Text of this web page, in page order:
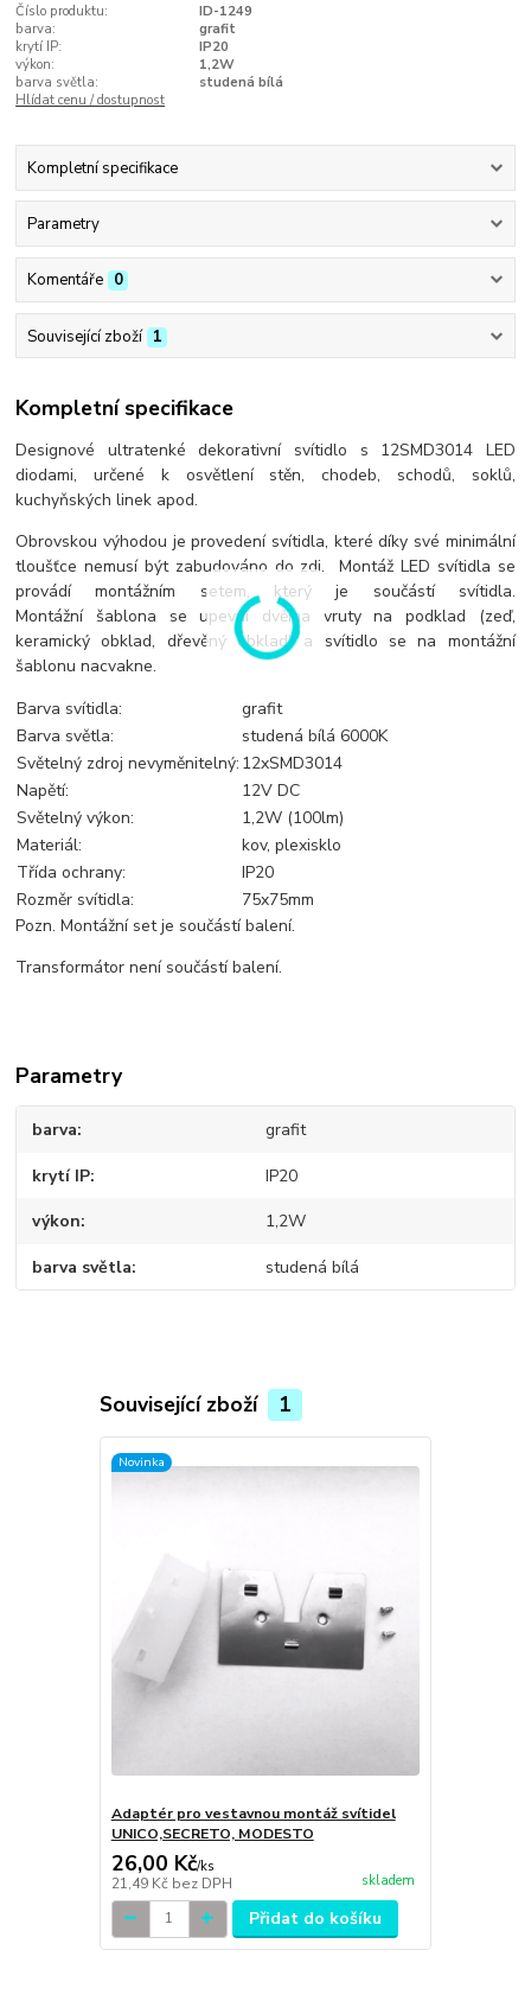
Číslo produktu:
ID-1249
barva:
grafit
krytí IP:
IP20
výkon:
1,2W
barva světla:
studená bílá
Hlídat cenu / dostupnost
Kompletní specifikace
Parametry
Komentáře 0
Související zboží 1
Kompletní specifikace
Designové ultratenké dekorativní svítidlo s 12SMD3014 LED
diodami, určené k osvětlení stěn, chodeb, schodů, soklů,
kuchyňských linek apod.
Obrovskou výhodou je provedení svítidla, které díky své minimální
tloušťce nemusí být zabudováno do zdi. Montáž LED svítidla se
provádí montážním setem, který je součástí svítidla.
Montážní šablona se upevní dvěma vruty na podklad (zeď,
keramický obklad, dřevěný obklad) a svítidlo se na montážní
šablonu nacvakne.
Barva svítidla:
grafit
Barva světla:
studená bílá 6000K
Světelný zdroj nevyměnitelný: 12xSMD3014
Napětí:
12V DC
Světelný výkon:
1,2W (100lm)
Materiál:
kov, plexisklo
Třída ochrany:
IP20
Rozměr svítidla:
75x75mm
Pozn. Montážní set je součástí balení.
Transformátor není součástí balení.
Parametry
barva grafit
krytí IP IP20
výkon 1,2W
barva světla studená bílá
Související zboží 1
Novinka
Adaptér pro vestavnou montáž svítidel
UNICO,SECRETO, MODESTO
26,00 Kč/ks
21,49 Kč bez DPH skladem
Přidat do košíku